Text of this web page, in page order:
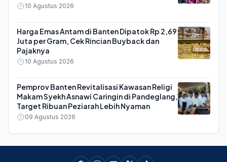
10 Agustus 2026
Harga Emas Antam di Banten Dipatok Rp 2,69
Juta per Gram, Cek Rincian Buyback dan
Pajaknya
10 Agustus 2026
Pemprov Banten Revitalisasi Kawasan Religi
Makam Syekh Asnawi Caringin di Pandeglang,
Target Ribuan Peziarah Lebih Nyaman
09 Agustus 2026